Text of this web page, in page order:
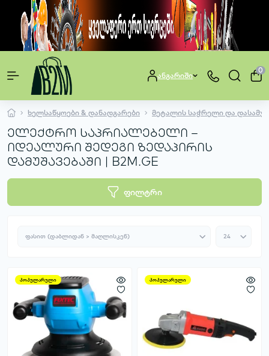
ანგარიში
0
ხელსაწყოები & დანადგარები მეტალის საჭრელი და
ელექტრო საპრიალებელი –
იდეალური შედეგი ზედაპირის
დამუშავებაში | B2M.GE
ფილტრი
პოპულარული პოპულარული